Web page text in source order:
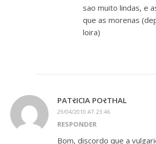
sao muito lindas, e
que as morenas
loira)
PΑТરΙCΙΑ POરТHΑL
29/04/2010 AT 23:46
RESPONDER
Bom, discordo que a